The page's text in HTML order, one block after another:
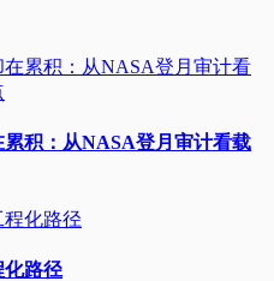
积：从NASA登月审计看载
化路径